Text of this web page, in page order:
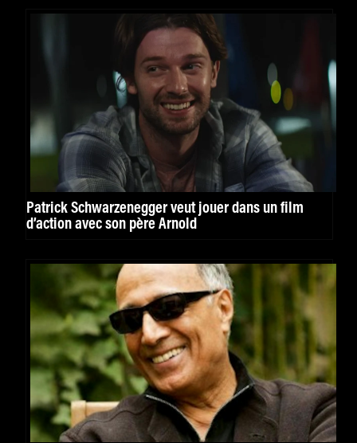
Patrick Schwarzenegger veut jouer dans un film
d’action avec son père Arnold